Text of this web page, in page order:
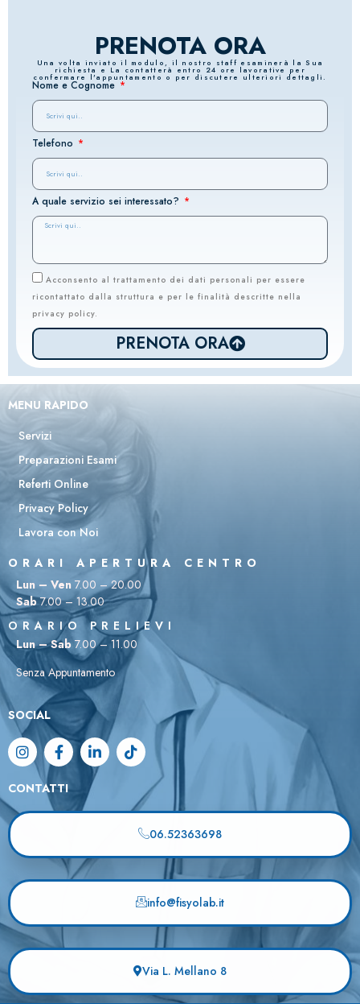
PRENOTA ORA
Una volta inviato il modulo, il nostro staff esaminerà la Sua
richiesta e La contatterà entro 24 ore lavorative per
confermare l'appuntamento o per discutere ulteriori dettagli.
Nome e Cognome
Telefono
A quale servizio sei interessato?
Acconsento al trattamento dei dati personali per essere
ricontattato dalla struttura e per le finalità descritte nella
privacy policy.
PRENOTA ORA
MENU RAPIDO
Servizi
Preparazioni Esami
Referti Online
Privacy Policy
Lavora con Noi
ORARI APERTURA CENTRO
Lun – Ven 7.00 – 20.00
Sab7.00 – 13.00
ORARIO PRELIEVI
Lun – Sab 7.00 – 11.00
Senza Appuntamento
SOCIAL
CONTATTI
06.52363698
info@fisyolab.it
Via L. Mellano 8